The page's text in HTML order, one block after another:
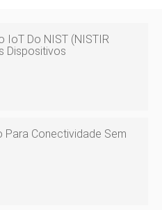
IoT Do NIST (NISTIR
Dispositivos
Conectividade Sem